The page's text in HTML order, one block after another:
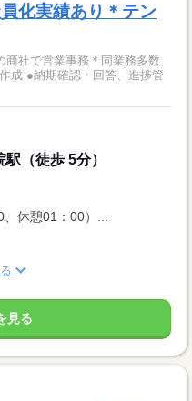
化実績あり＊テン
商社で営業事務＊同業務多数
成 ●納期確認・回答、進捗管
（徒歩 5分）
休憩01：00）...
見る